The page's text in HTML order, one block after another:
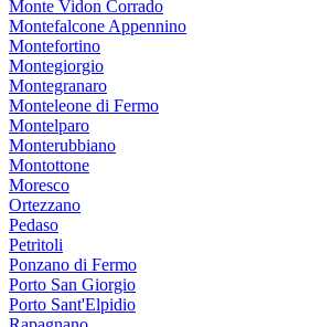
Monte Vidon Corrado
Montefalcone Appennino
Montefortino
Montegiorgio
Montegranaro
Monteleone di Fermo
Montelparo
Monterubbiano
Montottone
Moresco
Ortezzano
Pedaso
Petritoli
Ponzano di Fermo
Porto San Giorgio
Porto Sant'Elpidio